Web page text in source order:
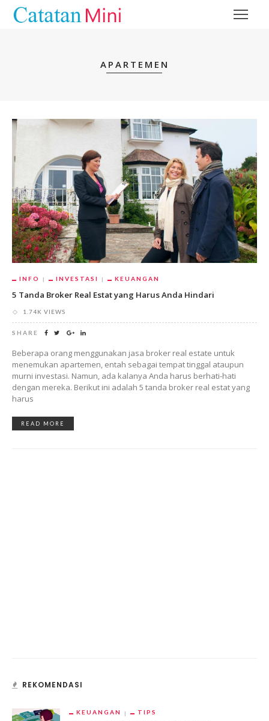
APARTEMEN
INFO INVESTASI KEUANGAN
5 Tanda Broker Real Estat yang Harus Anda Hindari
1.74K VIEWS
SHARE
Beberapa orang menggunakan jasa broker real estate untuk
menemukan apartemen, entah sebagai tempat tinggal ataupun
murni investasi. Namun, ada kalanya Anda harus berhati-hati
dengan mereka. Berikut ini adalah 5 tanda broker real estat yang
harus
READ MORE
REKOMENDASI
KEUANGAN TIPS